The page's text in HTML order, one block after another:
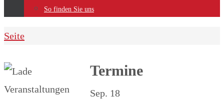
So finden Sie uns
Home
Seite
Termine
Sep. 18